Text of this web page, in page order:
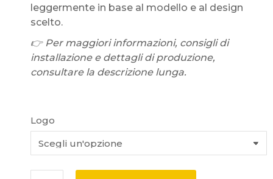
leggermente in base al modello e al design
scelto.
👉 Per maggiori informazioni, consigli di
installazione e dettagli di produzione,
consultare la descrizione lunga.
Logo